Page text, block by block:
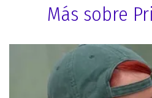
Más sobre